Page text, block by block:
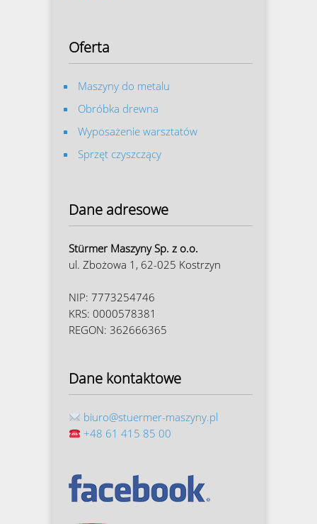
Oferta
Maszyny do metalu
Obróbka drewna
Wyposażenie warsztatów
Sprzęt czyszczący
Dane adresowe
Stürmer Maszyny Sp. z o.o.
ul. Zbożowa 1, 62-025 Kostrzyn
NIP: 7773254746
KRS: 0000578381
REGON: 362666365
Dane kontaktowe
biuro@stuermer-maszyny.pl
+48 61 415 85 00